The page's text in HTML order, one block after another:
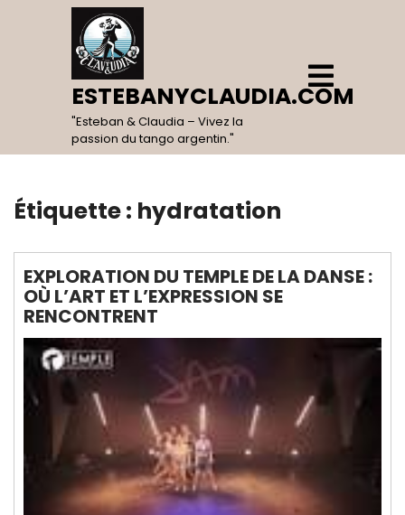
ESTEBANYCLAUDIA.COM
"Esteban & Claudia – Vivez la
passion du tango argentin."
Open
Menu
Étiquette : hydratation
EXPLORATION DU TEMPLE DE LA DANSE :
OÙ L’ART ET L’EXPRESSION SE
RENCONTRENT